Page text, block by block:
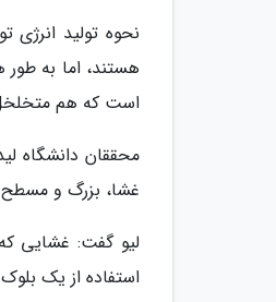
نحوه تولید
هستند، اما به
است که هم متخلخل
محققان دانشگاه
غشا، بزرگ و
لیو گفت: غشایی
استفاده از یک